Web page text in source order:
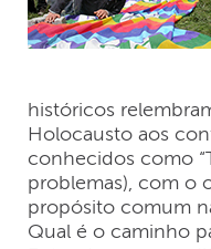
históricos
Holocausto aos
conhecidos como
problemas), com o
propósito comum
Qual é o caminho